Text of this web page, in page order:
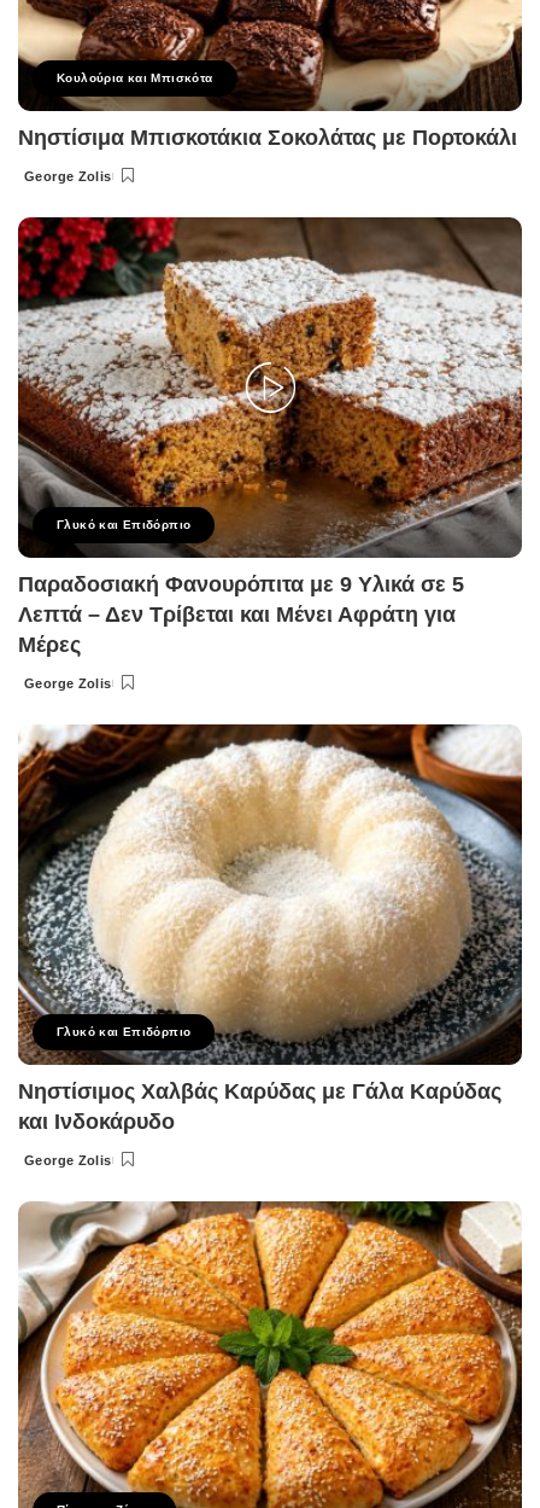
Κουλούρια και Μπισκότα
Νηστίσιμα Μπισκοτάκια Σοκολάτας με Πορτοκάλι
Posted
George Zolis
Γλυκό και Επιδόρπιο
Παραδοσιακή Φανουρόπιτα με 9 Υλικά σε 5
Λεπτά – Δεν Τρίβεται και Μένει Αφράτη για
Μέρες
Posted
George Zolis
Γλυκό και Επιδόρπιο
Νηστίσιμος Χαλβάς Καρύδας με Γάλα Καρύδας
και Ινδοκάρυδο
Posted
George Zolis